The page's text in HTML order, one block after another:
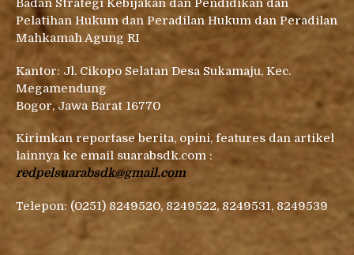
Badan Strategi Kebijakan dan Pendidikan dan
Pelatihan Hukum dan Peradilan Hukum dan Peradilan
Mahkamah Agung RI
Kantor: Jl. Cikopo Selatan Desa Sukamaju, Kec.
Megamendung
Bogor, Jawa Barat 16770
Kirimkan reportase berita, opini, features dan artikel
lainnya ke email suarabsdk.com :
redpelsuarabsdk@gmail.com
Telepon: (0251) 8249520, 8249522, 8249531, 8249539